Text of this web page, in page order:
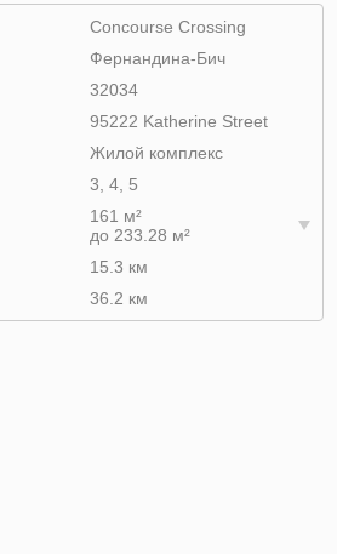
Concourse Crossing
Фернандина-Бич
32034
95222 Katherine Street
Жилой комплекс
3, 4, 5
161 м²
до 233.28 м²
15.3 км
36.2 км